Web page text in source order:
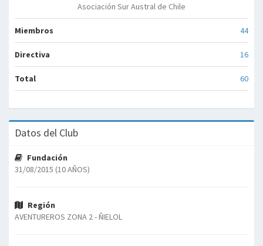
Asociación Sur Austral de Chile
Miembros 44
Directiva 16
Total 60
Datos del Club
Fundación
31/08/2015 (10 AÑOS)
Región
AVENTUREROS ZONA 2 - ÑIELOL